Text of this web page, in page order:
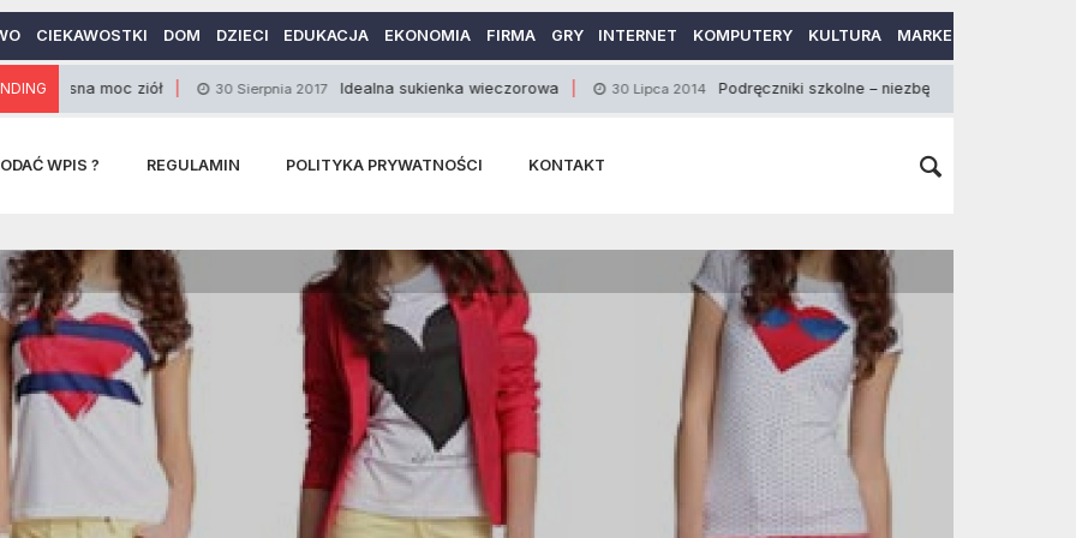
CIEKAWOSTKI DOM DZIECI EDUKACJA EKONOMIA FIRMA GRY INTERNET KOMPUTERY KULTURA MARKETING
moc ziół 30 Sierpnia 2017 Idealna sukienka wieczorowa 30 Lipca 2014 Podręczniki szkolne – niezbędne w procesie nauki
WPIS ? REGULAMIN POLITYKA PRYWATNOŚCI KONTAKT